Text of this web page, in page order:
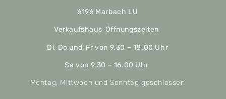
6196 Marbach LU
Verkaufshaus Öffnungszeiten
Di, Do und Fr von 9.30 – 18.00 Uhr
Sa von 9.30 – 16.00 Uhr
Montag, Mittwoch und Sonntag geschlossen